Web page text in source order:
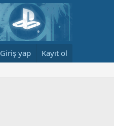
Giriş yap Kayıt ol